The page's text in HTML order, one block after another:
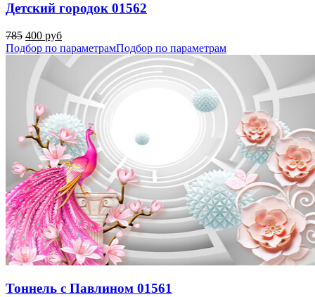
Детский городок 01562
785 400 руб
Подбор по параметрамПодбор по параметрам
Тоннель с Павлином 01561